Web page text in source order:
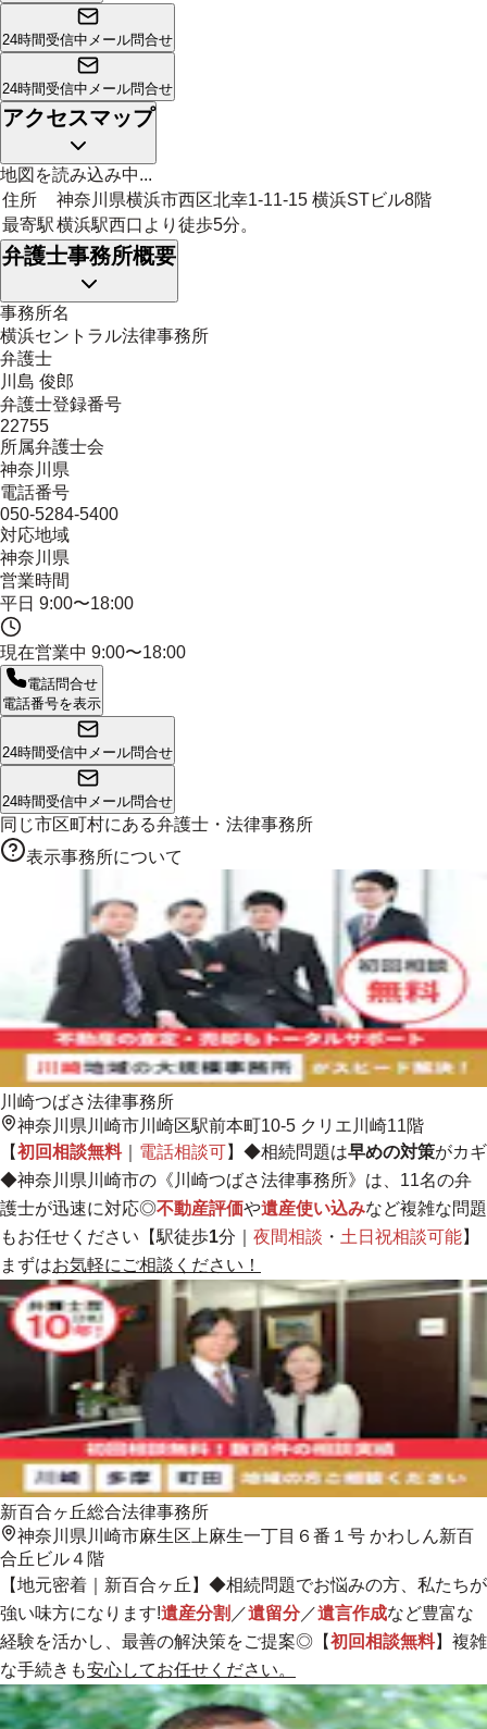
24時間受信中 メール問合せ
24時間受信中 メール問合せ
アクセスマップ
地図を読み込み中...
住所
神奈川県横浜市西区北幸1-11-15 横浜STビル8階
最寄駅横浜駅西口より徒歩5分。
弁護士事務所概要
事務所名
横浜セントラル法律事務所
弁護士
川島 俊郎
弁護士登録番号
22755
所属弁護士会
神奈川県
電話番号
050-5284-5400
対応地域
神奈川県
営業時間
平日 9:00〜18:00
現在営業中 9:00〜18:00
電話問合せ
電話番号を表示
24時間受信中 メール問合せ
24時間受信中 メール問合せ
同じ市区町村にある弁護士・法律事務所
表示事務所について
川崎つばさ法律事務所
神奈川県川崎市川崎区駅前本町10-5 クリエ川崎11階
【初回相談無料｜ 電話相談可】◆相続問題は早めの対策がカギ
◆神奈川県川崎市の《川崎つばさ法律事務所》は、11名の弁
護士が迅速に対応◎不動産評価や遺産使い込みなど複雑な問題
もお任せください【駅徒歩1分｜ 夜間相談 ・ 土日祝相談可能】
まずはお気軽にご相談ください！
新百合ヶ丘総合法律事務所
神奈川県川崎市麻生区上麻生一丁目６番１号 かわしん新百
合丘ビル４階
【地元密着 ｜新百合ヶ丘】◆相続問題でお悩みの方、私たちが
強い味方になります!遺産分割 ／遺留分／遺言作成など豊富な
経験を活かし、最善の解決策をご提案◎【初回相談無料】複雑
な手続きも安心してお任せください。